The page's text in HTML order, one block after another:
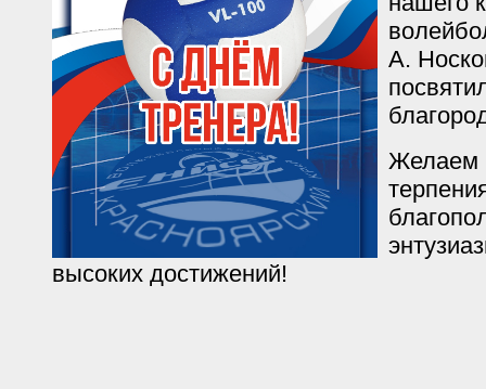
А.
Желаем
высоких достижений!